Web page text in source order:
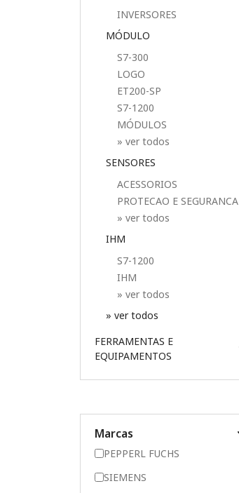
INVERSORES
MÓDULO
S7-300
LOGO
ET200-SP
S7-1200
MÓDULOS
» ver todos
SENSORES
ACESSORIOS
PROTECAO E SEGURANCA
» ver todos
IHM
S7-1200
IHM
» ver todos
» ver todos
FERRAMENTAS E
EQUIPAMENTOS
Marcas
PEPPERL FUCHS
SIEMENS